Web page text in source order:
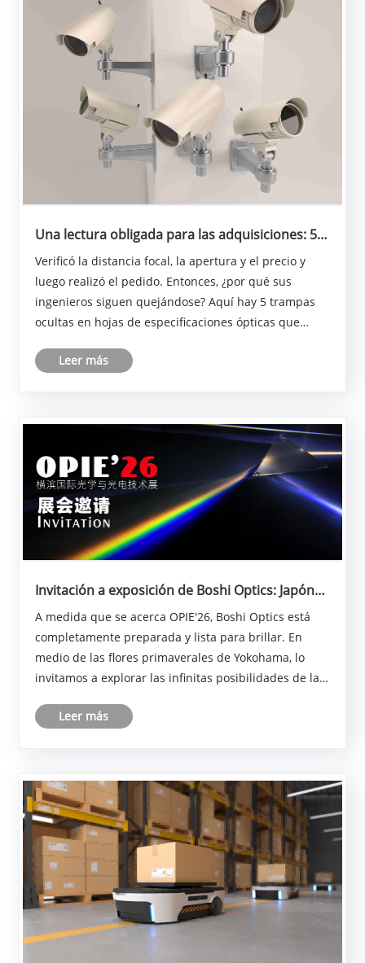
Una lectura obligada para las adquisiciones: 5
especificaciones de lentes ópticas
Verificó la distancia focal, la apertura y el precio y
luego realizó el pedido. Entonces, ¿por qué sus
ingenieros siguen quejándose? Aquí hay 5 trampas
ocultas en hojas de especificaciones ópticas que
Leer más
Invitación a exposición de Boshi Optics: Japón
A medida que se acerca OPIE'26, Boshi Optics está
completamente preparada y lista para brillar. En
medio de las flores primaverales de Yokohama, lo
invitamos a explorar las infinitas posibilidades de la
visual impulsada por nuestra ingeniería de pr......
Leer más